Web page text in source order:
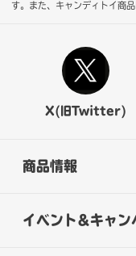
す。また、キャンディトイ商
X(旧Twitter)
商品情報
イベント&キャン